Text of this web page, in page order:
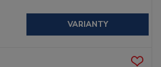
VARIANTY